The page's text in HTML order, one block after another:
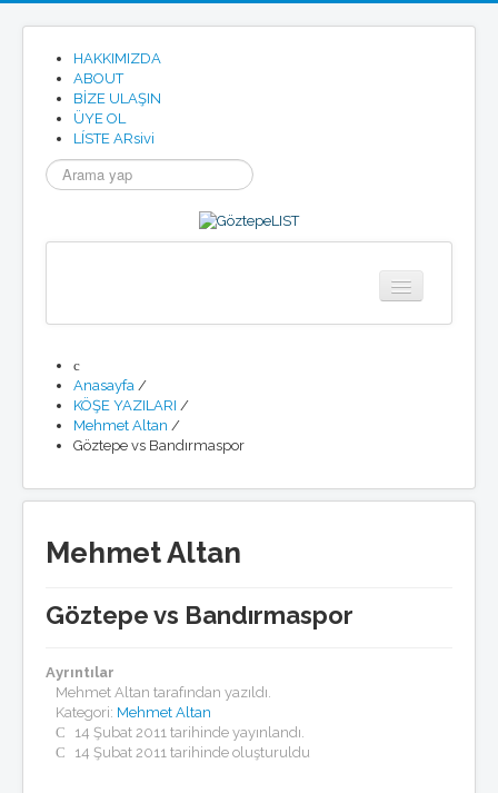
HAKKIMIZDA
ABOUT
BİZE ULAŞIN
ÜYE OL
LÍSTE ARsivi
arama...
Anasayfa
Tarihimizden
Göztepe SK Tüzügü
Göztepe Marşı
Resmi Site
GöztepeLIST
Künye/temsilcilikler
GöztepeLIST'e Katkı
Ödüller
Basın bildirileri
Nasıl üye olurum ?
Anketler
Anasayfa /
KÖŞE YAZILARI /
Mehmet Altan /
Göztepe vs Bandırmaspor
Mehmet Altan
Göztepe vs Bandırmaspor
Ayrıntılar
Mehmet Altan tarafından yazıldı.
Kategori: Mehmet Altan
14 Şubat 2011 tarihinde yayınlandı.
14 Şubat 2011 tarihinde oluşturuldu